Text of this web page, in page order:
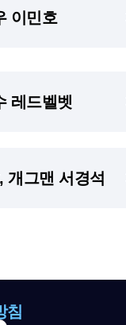
이민호
레드벨벳
개그맨 서경석
침